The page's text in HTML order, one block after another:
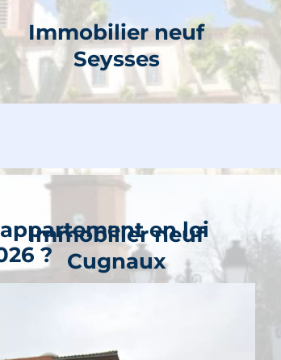
Je découvre
Immobilier neuf
Seysses
Je découvre
Immobilier neuf
Cugnaux
en loi
?